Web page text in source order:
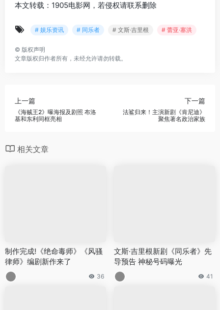
本文转载：1905电影网，若侵权请联系删除
# 娱乐资讯 # 同乐者 # 文斯·吉里根 # 蕾亚·塞洪
© 版权声明
文章版权归作者所有，未经允许请勿转载。
上一篇
《海贼王2》曝海报及剧照 布洛
基和东利同框亮相
下一篇
法鲨归来！主演新剧《肯尼迪》
聚焦著名政治家族
相关文章
制作完成!《绝命毒师》《风骚
律师》编剧新作来了
36
文斯·吉里根新剧《同乐者》先
导预告 神秘号码曝光
41